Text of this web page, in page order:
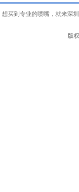
想买到专业的喷嘴，就来深
版